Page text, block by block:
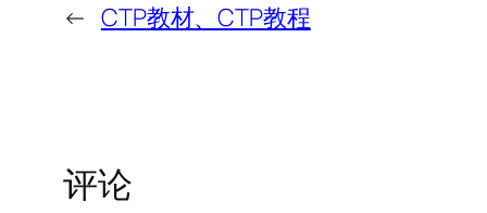
← CTP教材、CTP教程
评论